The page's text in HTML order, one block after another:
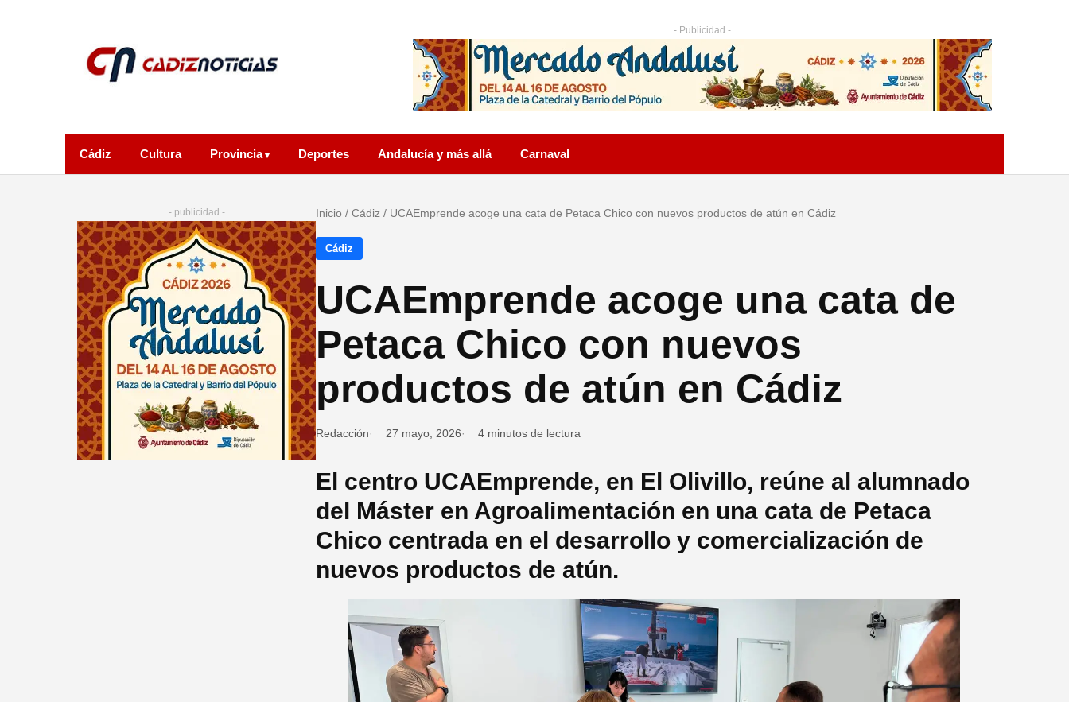
- Publicidad -
Cádiz Cultura Provincia Deportes Andalucía y más allá Carnaval
- publicidad - Inicio / Cádiz / UCAEmprende acoge una cata de Petaca Chico con nuevos productos de atún en Cádiz
Cádiz
UCAEmprende acoge una cata de
Petaca Chico con nuevos
productos de atún en Cádiz
Redacción 27 mayo, 2026 4 minutos de lectura
El centro UCAEmprende, en El Olivillo, reúne al alumnado
del Máster en Agroalimentación en una cata de Petaca
Chico centrada en el desarrollo y comercialización de
nuevos productos de atún.